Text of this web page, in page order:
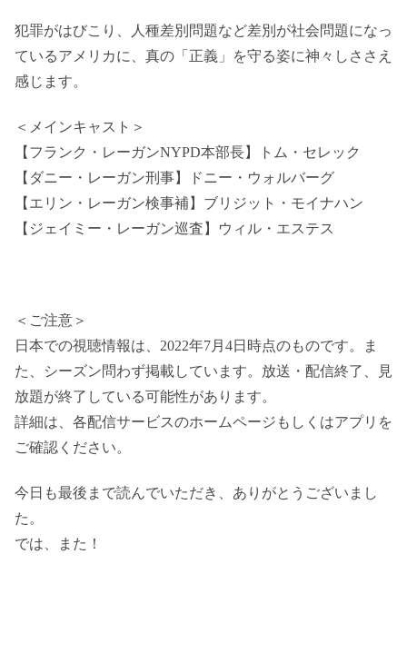
犯罪がはびこり、人種差別問題など差別が社会問題になっ
ているアメリカに、真の「正義」を守る姿に神々しささえ
感じます。
＜メインキャスト＞
【フランク・レーガンNYPD本部長】トム・セレック
【ダニー・レーガン刑事】ドニー・ウォルバーグ
【エリン・レーガン検事補】ブリジット・モイナハン
【ジェイミー・レーガン巡査】ウィル・エステス
＜ご注意＞
日本での視聴情報は、2022年7月4日時点のものです。ま
た、シーズン問わず掲載しています。放送・配信終了、見
放題が終了している可能性があります。
詳細は、各配信サービスのホームページもしくはアプリを
ご確認ください。
今日も最後まで読んでいただき、ありがとうございまし
た。
では、また！